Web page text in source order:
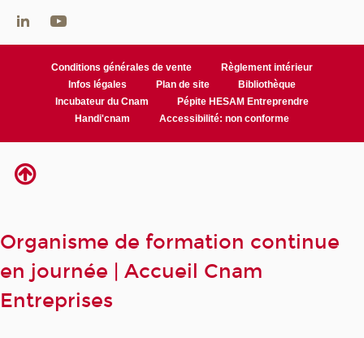
Conditions générales de vente
Règlement intérieur
Infos légales
Plan de site
Bibliothèque
Incubateur du Cnam
Pépite HESAM Entreprendre
Handi'cnam
Accessibilité: non conforme
Organisme de formation continue
en journée | Accueil Cnam
Entreprises